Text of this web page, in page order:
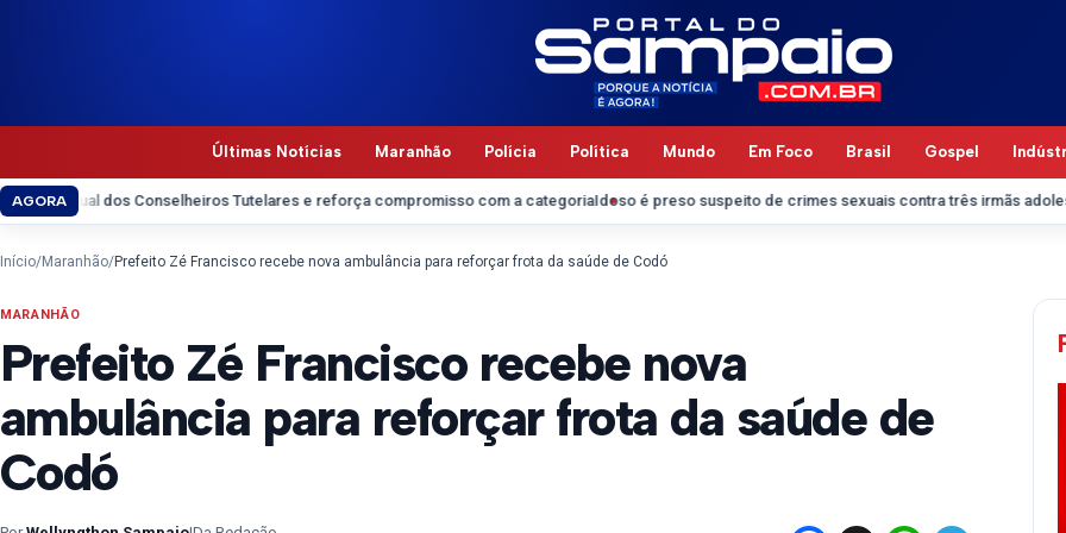
Últimas Notícias Maranhão Polícia Política Mundo Em Foco Brasil Gospel
AGORA
dos Conselheiros Tutelares e reforça compromisso com a categoriaIdoso é preso suspeito de crimes sexuais contra três irmãs adolescentes em
Início/Maranhão/Prefeito Zé Francisco recebe nova ambulância para reforçar frota da saúde de Codó
MARANHÃO
Prefeito Zé Francisco recebe nova
ambulância para reforçar frota da saúde de
Codó